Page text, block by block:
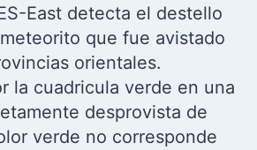
East detecta el destello
que fue avistado
orientales.
la cuadricula verde en una
desprovista de
verde no corresponde